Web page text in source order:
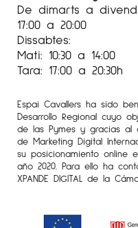
De dimarts a
17:00 a 20:00
Dissabtes:
Mati: 10:30 a 14:00
Tara: 17:00 a 20:30h
Espai Cavallers ha sido
Desarrollo Regional cuyo
de las Pymes y gracias al
de Marketing Digital
su posicionamiento online
año 2020. Para ello ha
XPANDE DIGITAL de la